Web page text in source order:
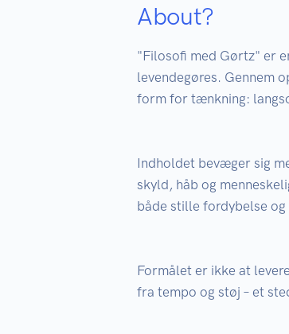
About?
"Filosofi med Gørtz" er
levendegøres. Gennem
form for tænkning:
Indholdet bevæger sig
skyld, håb og
både stille fordybelse
Formålet er ikke at
fra tempo og støj – et